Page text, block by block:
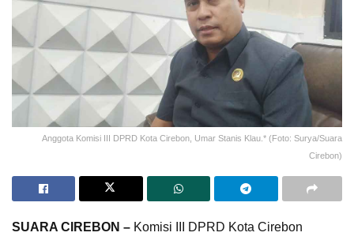
Anggota Komisi III DPRD Kota Cirebon, Umar Stanis Klau.* (Foto: Surya/Suara
Cirebon)
SUARA CIREBON – Komisi III DPRD Kota Cirebon